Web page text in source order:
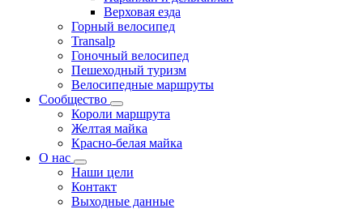
Верховая езда
Горный велосипед
Transalp
Гоночный велосипед
Пешеходный туризм
Велосипедные маршруты
Сообщество
Короли маршрута
Желтая майка
Красно-белая майка
О нас
Наши цели
Контакт
Выходные данные